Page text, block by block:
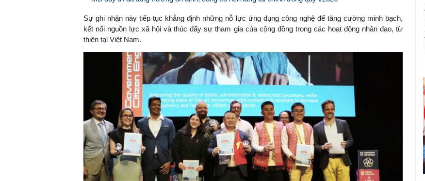
Sự ghi nhận này tiếp tục khẳng định những nỗ lực ứng dụng công nghệ để tăng cường minh bạch,
kết nối nguồn lực xã hội và thúc đẩy sự tham gia của cộng đồng trong các hoạt động nhân đạo, từ
thiện tại Việt Nam.